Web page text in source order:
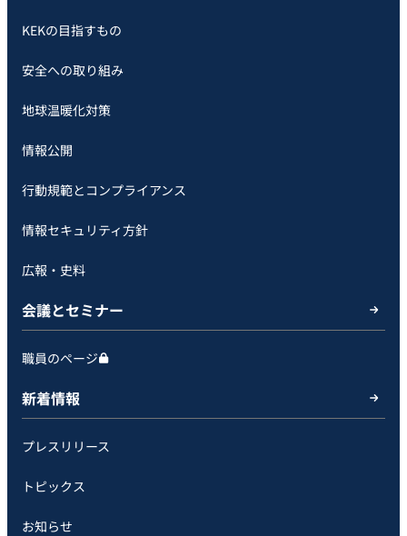
KEKの目指すもの
安全への取り組み
地球温暖化対策
情報公開
行動規範とコンプライアンス
情報セキュリティ方針
広報・史料
会議とセミナー
職員のページ
新着情報
プレスリリース
トピックス
お知らせ